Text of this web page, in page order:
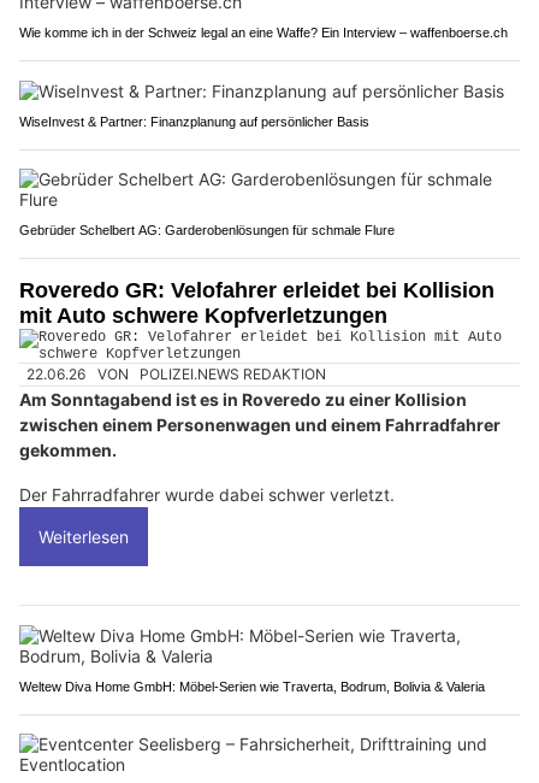
Wie komme ich in der Schweiz legal an eine Waffe? Ein Interview – waffenboerse.ch
WiseInvest & Partner: Finanzplanung auf persönlicher Basis
Gebrüder Schelbert AG: Garderobenlösungen für schmale Flure
Roveredo GR: Velofahrer erleidet bei Kollision
mit Auto schwere Kopfverletzungen
22.06.26 VON POLIZEI.NEWS REDAKTION
Am Sonntagabend ist es in Roveredo zu einer Kollision
zwischen einem Personenwagen und einem Fahrradfahrer
gekommen.
Der Fahrradfahrer wurde dabei schwer verletzt.
Weiterlesen
Weltew Diva Home GmbH: Möbel-Serien wie Traverta, Bodrum, Bolivia & Valeria